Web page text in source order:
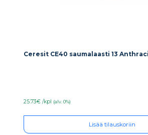
Ceresit CE40 saumalaasti 13
25.73€ /kpl (alv. 0%)
Lisää tilauskoriin